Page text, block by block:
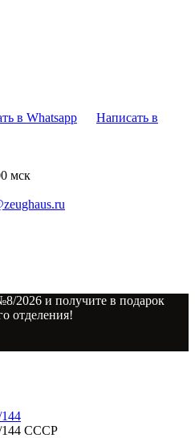
в Whatsapp
Написать в
мск
2026 и получите в подарок
отделения!
144 СССР